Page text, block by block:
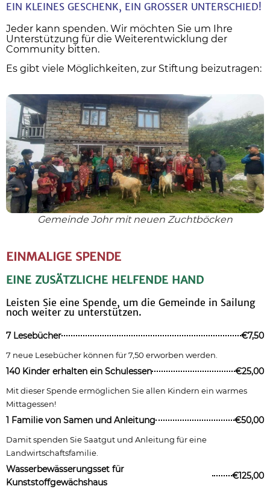
EIN KLEINES GESCHENK, EIN GROSSER UNTERSCHIED!
Jeder kann spenden. Wir möchten Sie um Ihre
Unterstützung für die Weiterentwicklung der
Community bitten.
Es gibt viele Möglichkeiten, zur Stiftung beizutragen:
Gemeinde Johr mit neuen Zuchtböcken
EINMALIGE SPENDE
EINE ZUSÄTZLICHE HELFENDE HAND
Leisten Sie eine Spende, um die Gemeinde in Sailung
noch weiter zu unterstützen.
7 Lesebücher €7,50
7 neue Lesebücher können für 7,50 erworben werden.
140 Kinder erhalten ein Schulessen €25,00
Mit dieser Spende ermöglichen Sie allen Kindern ein warmes
Mittagessen!
1 Familie von Samen und Anleitung €50,00
Damit spenden Sie Saatgut und Anleitung für eine
Landwirtschaftsfamilie.
Wasserbewässerungsset für
Kunststoffgewächshaus
€125,00